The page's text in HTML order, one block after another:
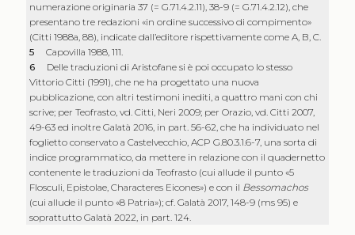
numerazione originaria 37 (= G.71.4.2.11), 38-9 (= G.71.4.2.12), che
presentano tre redazioni «in ordine successivo di compimento»
(Citti 1988a, 88), indicate dall’editore rispettivamente come A, B, C.
5
Capovilla 1988, 111.
6
Delle traduzioni di Aristofane si è poi occupato lo stesso
Vittorio Citti (1991), che ne ha progettato una nuova
pubblicazione, con altri testimoni inediti, a quattro mani con chi
scrive; per Teofrasto, vd. Citti, Neri 2009; per Orazio, vd. Citti 2007,
49-63 ed inoltre Galatà 2016, in part. 56-62, che ha individuato nel
foglietto conservato a Castelvecchio, ACP G.80.3.1.6-7, una sorta di
indice programmatico, da mettere in relazione con il quadernetto
contenente le traduzioni da Teofrasto (cui allude il punto «5
Flosculi, Epistolae, Characteres Eicones») e con il Bessomachos
(cui allude il punto «8 Patria»); cf. Galatà 2017, 148-9 (ms 95) e
soprattutto Galatà 2022, in part. 124.